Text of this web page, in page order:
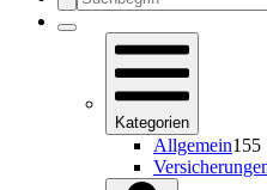
Kategorien
Allgemein155